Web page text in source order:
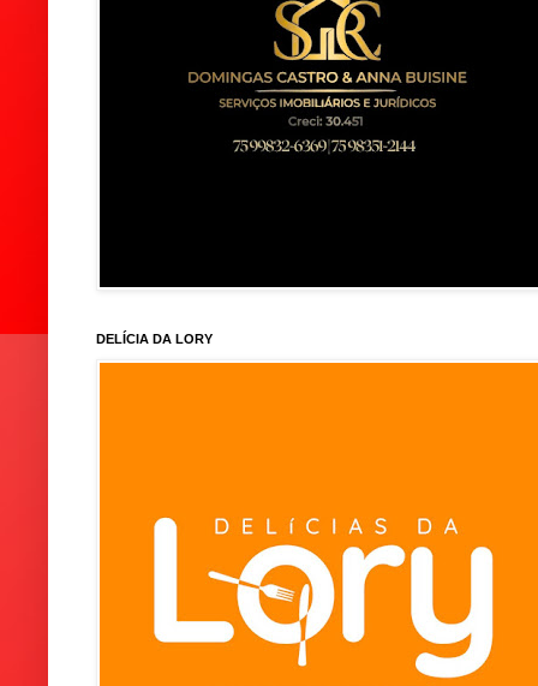
DELÍCIA DA LORY